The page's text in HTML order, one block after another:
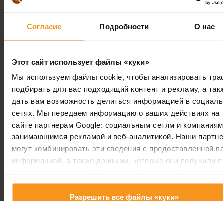
Согласие Подробности О нас
Этот сайт использует файлы «куки»
Мы используем файлы cookie, чтобы анализировать
подбирать для вас подходящий контент и рекламу, а
дать вам возможность делиться информацией в
сетях. Мы передаем информацию о ваших действиях на
сайте партнерам Google: социальным сетям и
занимающимся рекламой и веб-аналитикой. Наши
могут комбинировать эти сведения с предоставленной
информацией, а также данными, которые они получили
наш сайт, вы соглашаетесь на использование нами куки-
Разрешить все файлы «куки»
поля, обязательные для заполнения
★АДРЕС ЭЛЕКТРОННОЙ ПОЧТЫ:
ТЕЛЕФОННЫЙ НОМЕР:
ПОЖАЛУЙСТА, ПЕРЕЗВОНИ МНЕ: